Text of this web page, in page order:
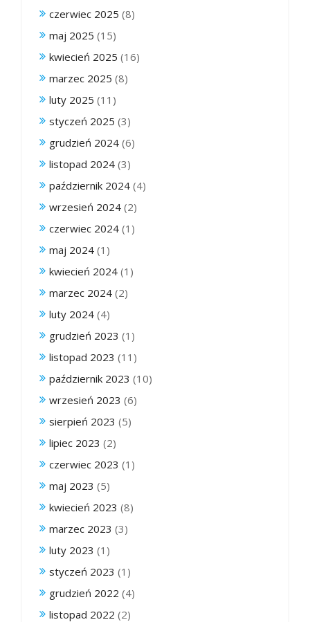
czerwiec 2025 (8)
maj 2025 (15)
kwiecień 2025 (16)
marzec 2025 (8)
luty 2025 (11)
styczeń 2025 (3)
grudzień 2024 (6)
listopad 2024 (3)
październik 2024 (4)
wrzesień 2024 (2)
czerwiec 2024 (1)
maj 2024 (1)
kwiecień 2024 (1)
marzec 2024 (2)
luty 2024 (4)
grudzień 2023 (1)
listopad 2023 (11)
październik 2023 (10)
wrzesień 2023 (6)
sierpień 2023 (5)
lipiec 2023 (2)
czerwiec 2023 (1)
maj 2023 (5)
kwiecień 2023 (8)
marzec 2023 (3)
luty 2023 (1)
styczeń 2023 (1)
grudzień 2022 (4)
listopad 2022 (2)